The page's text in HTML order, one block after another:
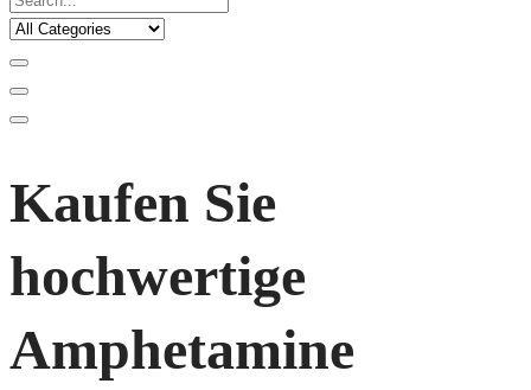
Kaufen Sie
hochwertige
Amphetamine